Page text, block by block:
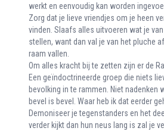
werkt en eenvoudig kan worden
Zorg dat je lieve vriendjes om je heen
vinden. Slaafs alles uitvoeren wat je
stellen, want dan val je van het pluche
raam vallen.
Om alles kracht bij te zetten zijn er de
Een geïndoctrineerde groep die niets
bevolking in te rammen. Niet nadenken
bevel is bevel. Waar heb ik dat eerder
Demoniseer je tegenstanders en het
verder kijkt dan hun neus lang is zal je